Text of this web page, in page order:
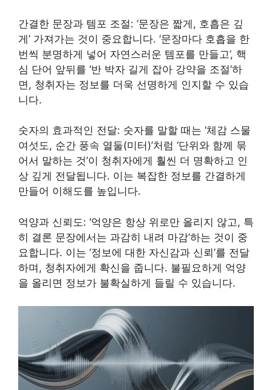
간결한 문장과 템포 조절: ‘문장은 짧게, 호흡은 깊
게’ 가져가는 것이 중요합니다. ‘문장마다 호흡을 한
번씩 분명하게 넣어 자연스러운 템포를 만들고’, 핵
심 단어 앞뒤를 ‘반 박자 길게 잡아 강약을 조절’하
면, 청취자는 정보를 더욱 선명하게 인지할 수 있습
니다.
숫자의 효과적인 전달: 숫자를 말할 때는 ‘체감 스물
여섯도, 순간 풍속 열둘(미터)’처럼 ‘단위와 함께 묶
어서 말하는 것’이 청취자에게 훨씬 더 명확하고 인
상 깊게 전달됩니다. 이는 복잡한 정보를 간결하게
만들어 이해도를 높입니다.
억양과 신뢰도: ‘억양은 항상 위로만 올리지 않고, 특
히 결론 문장에서는 과감히 내려 마감’하는 것이 중
요합니다. 이는 ‘정보에 대한 자신감과 신뢰’를 전달
하며, 청취자에게 확신을 줍니다. 불필요하게 억양
을 올리면 정보가 불확실하게 들릴 수 있습니다.